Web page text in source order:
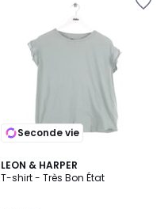
Seconde vie
LEON & HARPER
T-shirt - Très Bon État